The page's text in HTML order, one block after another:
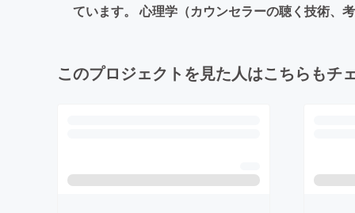
ています。 心理学（カウンセラーの聴く技術、
このプロジェクトを見た人はこちらもチ